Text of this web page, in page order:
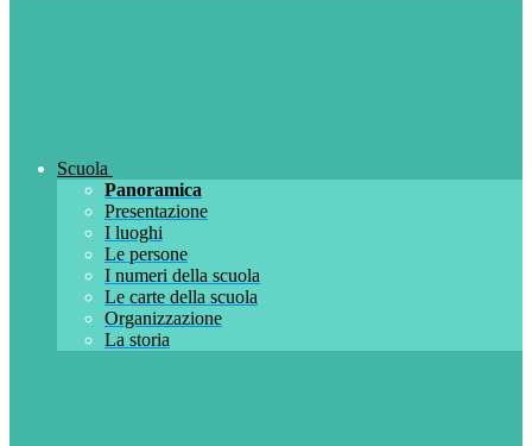
Scuola
Panoramica
Presentazione
I luoghi
Le persone
I numeri della scuola
Le carte della scuola
Organizzazione
La storia